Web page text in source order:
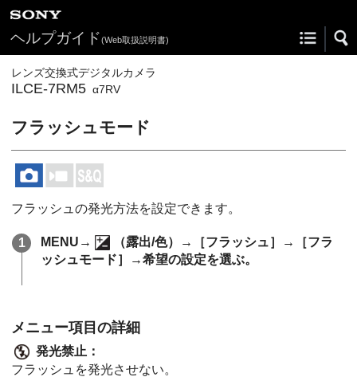
ヘルプガイド(Web取扱説明書)
レンズ交換式デジタルカメラ
ILCE-7RM5 α7RV
フラッシュモード
フラッシュの発光方法を設定できます。
MENU → （露出/色）→ ［フラッシュ］ →
［フラ
ッシュモード］
→希望の設定を選ぶ。
メニュー項目の詳細
発光禁止 ：
フラッシュを発光させない。